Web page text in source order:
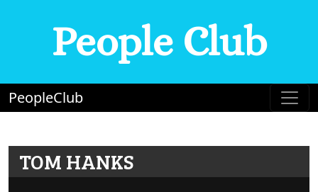
People Club
PeopleClub
TOM HANKS